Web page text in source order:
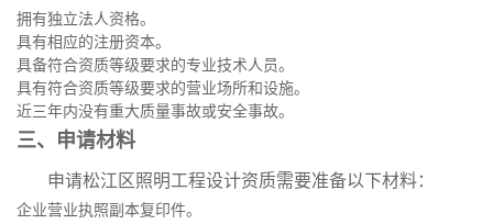
拥有独立法人资格。
具有相应的注册资本。
具备符合资质等级要求的专业技术人员。
具有符合资质等级要求的营业场所和设施。
近三年内没有重大质量事故或安全事故。
三、申请材料
申请松江区照明工程设计资质需要准备以下材料：
企业营业执照副本复印件。